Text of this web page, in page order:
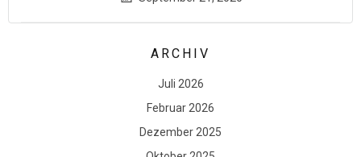
ARCHIV
Juli 2026
Februar 2026
Dezember 2025